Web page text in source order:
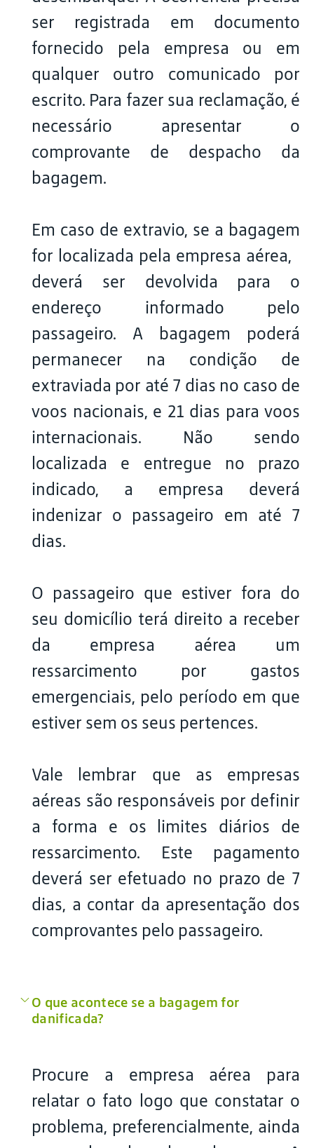
ser registrada em documento
fornecido pela empresa ou em
qualquer outro comunicado por
escrito. Para fazer sua reclamação, é
necessário apresentar o
comprovante de despacho da
bagagem.
Em caso de extravio, se a bagagem
for localizada pela empresa aérea,
deverá ser devolvida para o
endereço informado pelo
passageiro. A bagagem poderá
permanecer na condição de
extraviada por até 7 dias no caso de
voos nacionais, e 21 dias para voos
internacionais. Não sendo
localizada e entregue no prazo
indicado, a empresa deverá
indenizar o passageiro em até 7
dias.
O passageiro que estiver fora do
seu domicílio terá direito a receber
da empresa aérea um
ressarcimento por gastos
emergenciais, pelo período em que
estiver sem os seus pertences.
Vale lembrar que as empresas
aéreas são responsáveis por definir
a forma e os limites diários de
ressarcimento. Este pagamento
deverá ser efetuado no prazo de 7
dias, a contar da apresentação dos
comprovantes pelo passageiro.
O que acontece se a bagagem for
danificada?
Procure a empresa aérea para
relatar o fato logo que constatar o
problema, preferencialmente, ainda